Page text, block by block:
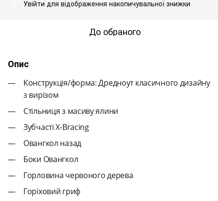
Увійти для відображення накопичувальної знижки
До обраного
Опис
Конструкція/форма: Дредноут класичного дизайну
з вирізом
Стільниця з масиву ялини
Зубчасті X-Bracing
Овангкол назад
Боки Овангкол
Горловина червоного дерева
Горіховий гриф